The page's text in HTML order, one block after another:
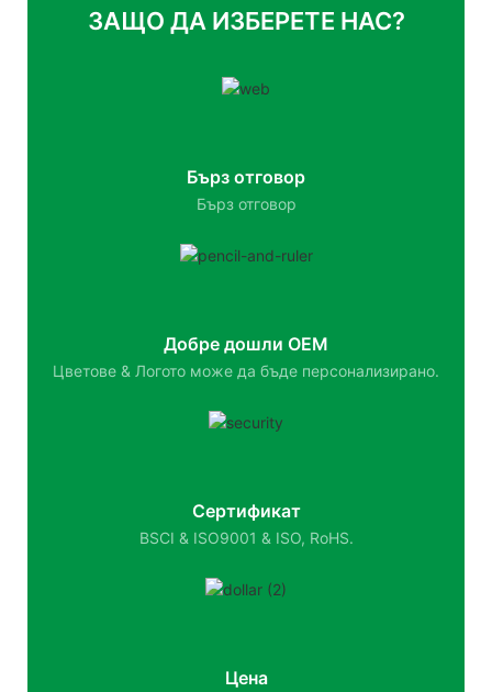
ЗАЩО ДА ИЗБЕРЕТЕ НАС?
Бърз отговор
Бърз отговор
Добре дошли OEM
Цветове & Логото може да бъде персонализирано.
Сертификат
BSCI & ISO9001 & ISO, RoHS.
Цена